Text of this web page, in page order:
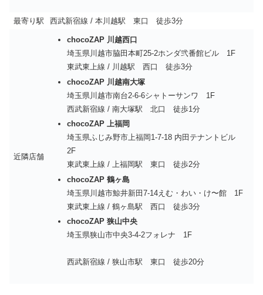
最寄り駅 西武新宿線 / 本川越駅 東口 徒歩3分
近隣店舗
chocoZAP 川越西口
埼玉県川越市脇田本町25-2ホンダ弐番館ビル 1F
東武東上線 / 川越駅 西口 徒歩3分
chocoZAP 川越南大塚
埼玉県川越市南台2-6-6シャトーサンワ 1F
西武新宿線 / 南大塚駅 北口 徒歩1分
chocoZAP 上福岡
埼玉県ふじみ野市上福岡1-7-18 内田テナントビル
2F
東武東上線 / 上福岡駅 東口 徒歩2分
chocoZAP 鶴ヶ島
埼玉県川越市鯨井新田7-14えむ・わい・け〜館 1F
東武東上線 / 鶴ヶ島駅 西口 徒歩3分
chocoZAP 狭山中央
埼玉県狭山市中央3-4-2フォレナ 1F
西武新宿線 / 狭山市駅 東口 徒歩20分